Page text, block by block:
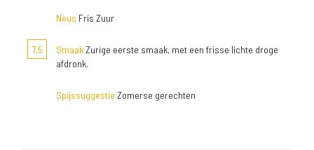
Neus Fris Zuur
7,5 SmaakZurige eerste smaak, met een frisse lichte droge
afdronk.
Spijssuggestie Zomerse gerechten